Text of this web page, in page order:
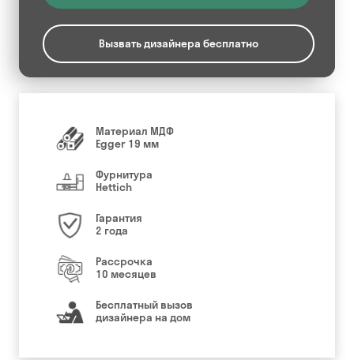
Вызвать дизайнера бесплатно
Материал МДФ
Egger 19 мм
Фурнитура
Hettich
Гарантия
2 года
Рассрочка
10 месяцев
Бесплатный вызов
дизайнера на дом